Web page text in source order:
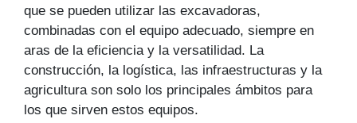
que se pueden utilizar las excavadoras,
combinadas con el equipo adecuado, siempre en
aras de la eficiencia y la versatilidad. La
construcción, la logística, las infraestructuras y la
agricultura son solo los principales ámbitos para
los que sirven estos equipos.